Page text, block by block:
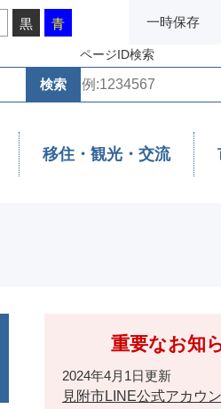
ページID検索
黒 青 一時保存
移住・観光・交流
重要なお知
2024年4月1日更新
見附市LINE公式アカウ